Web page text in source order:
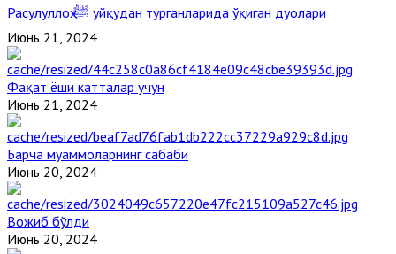
Расулуллоҳ ﷺ уйқудан турганларида ўқиган дуолари
Июнь 21, 2024
Фақат ёши катталар учун
Июнь 21, 2024
Барча муаммоларнинг сабаби
Июнь 20, 2024
Вожиб бўлди
Июнь 20, 2024